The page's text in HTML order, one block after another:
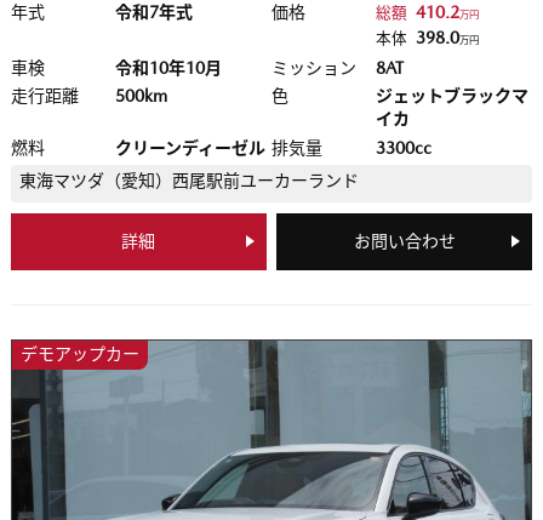
年式 令和7年式 価格 総額 410.2万円
本体 398.0万円
車検 令和10年10月 ミッション
8AT
走行距離
500km 色
ジェットブラックマ
イカ
燃料
クリーンディーゼル 排気量
3300cc
東海マツダ（愛知） 西尾駅前ユーカーランド
詳細 お問い合わせ
デモアップカー